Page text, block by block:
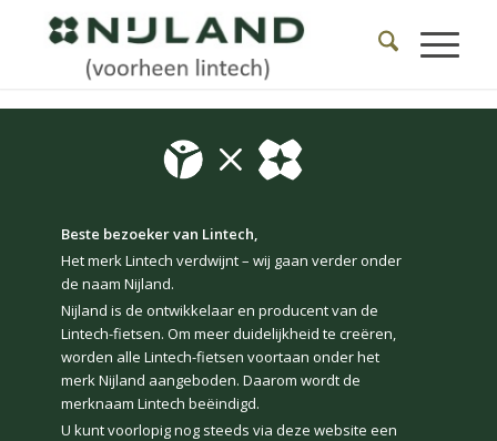
Beste bezoeker van Lintech,
Het merk Lintech verdwijnt – wij gaan verder onder
de naam Nijland.
Nijland is de ontwikkelaar en producent van de
Lintech-fietsen. Om meer duidelijkheid te creëren,
worden alle Lintech-fietsen voortaan onder het
merk Nijland aangeboden. Daarom wordt de
merknaam Lintech beëindigd.
U kunt voorlopig nog steeds via deze website een